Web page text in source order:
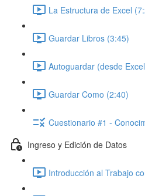
La Estructura de Excel
Guardar Libros (3:45)
Autoguardar (desde
Guardar Como (2:40)
Cuestionario #1 -
Ingreso y Edición de Datos
Introducción al Trabajo